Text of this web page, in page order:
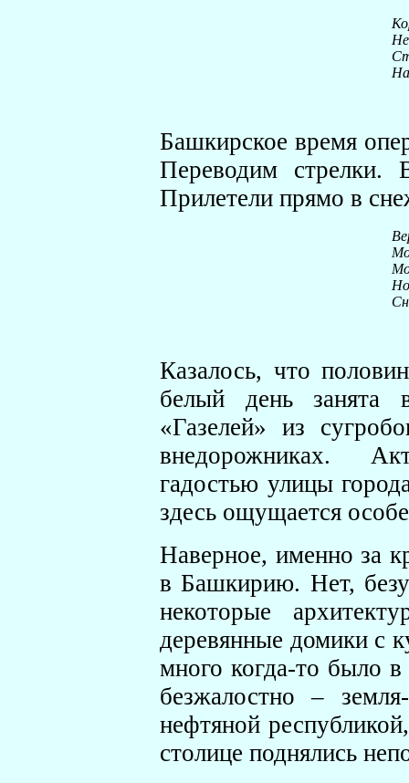
Башкирское время
Переводим стрелки.
Прилетели прямо в
Казалось, что
белый день занята
«Газелей» из
внедорожниках.
гадостью улицы
здесь ощущается
Наверное, именно за
в Башкирию. Нет,
некоторые
деревянные домики с
много когда-то было
безжалостно –
нефтяной
столице поднялись